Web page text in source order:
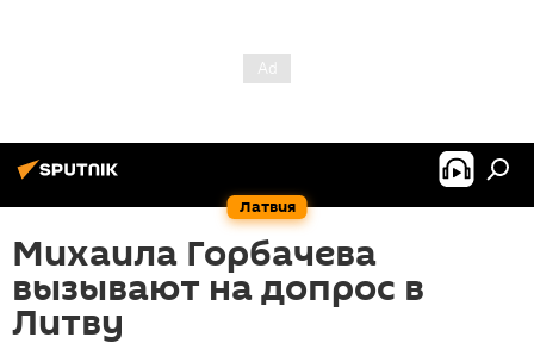
Латвия
Михаила Горбачева
вызывают на допрос в
Литву